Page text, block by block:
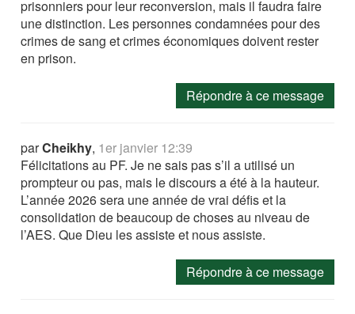
prisonniers pour leur reconversion, mais il faudra faire
une distinction. Les personnes condamnées pour des
crimes de sang et crimes économiques doivent rester
en prison.
Répondre à ce message
parCheikhy, 1er janvier 12:39
Félicitations au PF. Je ne sais pas s’il a utilisé un
prompteur ou pas, mais le discours a été à la hauteur.
L’année 2026 sera une année de vrai défis et la
consolidation de beaucoup de choses au niveau de
l’AES. Que Dieu les assiste et nous assiste.
Répondre à ce message